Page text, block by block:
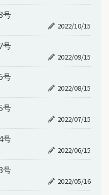
号
2022/10/15
号
2022/09/15
号
2022/08/15
号
2022/07/15
号
2022/06/15
号
2022/05/16